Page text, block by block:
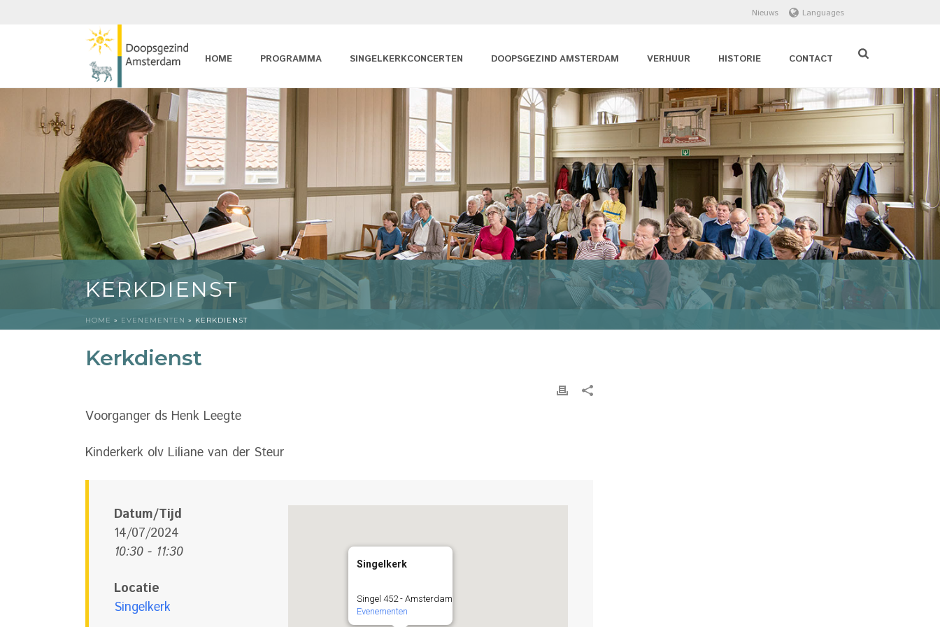
Nieuws Languages
HOME PROGRAMMA SINGELKERKCONCERTEN DOOPSGEZIND AMSTERDAM VERHUUR HISTORIE CONTACT
KERKDIENST
HOME » EVENEMENTEN » KERKDIENST
Kerkdienst
Voorganger ds Henk Leegte
Kinderkerk olv Liliane van der Steur
Singelkerk
Singel 452 - Amsterdam
Evenementen
Datum/Tijd
14/07/2024
10:30 - 11:30
Locatie
Singelkerk